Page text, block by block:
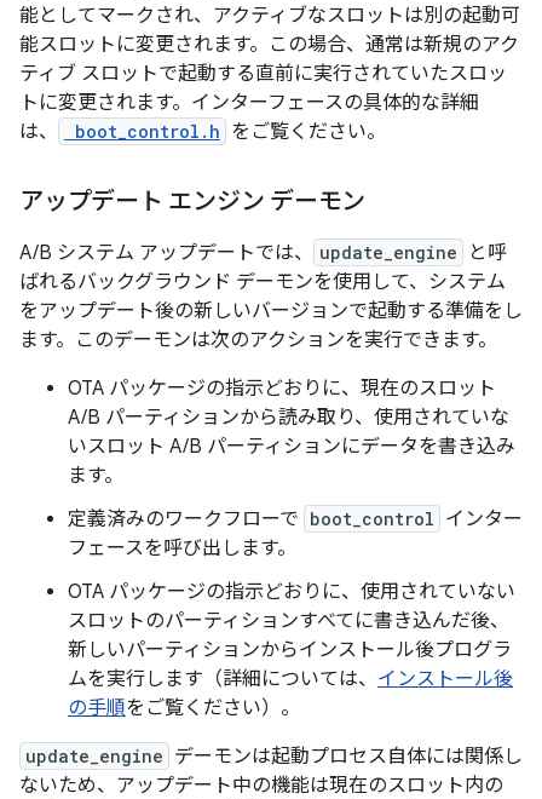
能としてマークされ、アクティブなスロットは別の起動可
能スロットに変更されます。この場合、通常は新規のアク
ティブ スロットで起動する直前に実行されていたスロッ
トに変更されます。インターフェースの具体的な詳細
は、
boot_control.h をご覧ください。
アップデート エンジン デーモン
A/B システム アップデートでは、 update_engine
と呼
ばれるバックグラウンド デーモンを使用して、システム
をアップデート後の新しいバージョンで起動する準備をし
ます。このデーモンは次のアクションを実行できます。
OTA パッケージの指示どおりに、現在のスロット
A/B パーティションから読み取り、使用されていな
いスロット A/B パーティションにデータを書き込み
ます。
定義済みのワークフローで boot_control インター
フェースを呼び出します。
OTA パッケージの指示どおりに、使用されていない
スロットのパーティションすべてに書き込んだ後、
新しいパーティションからインストール後プログラ
ムを実行します（詳細については、 インストール後
の手順をご覧ください）。
update_engine デーモンは起動プロセス自体には関係し
ないため、アップデート中の機能は現在のスロット内の